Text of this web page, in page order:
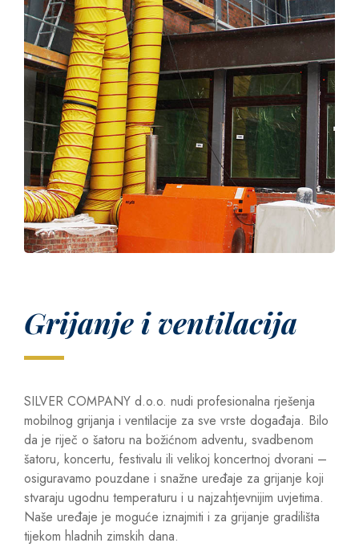
Grijanje i ventilacija
SILVER COMPANY d.o.o. nudi profesionalna rješenja
mobilnog grijanja i ventilacije za sve vrste događaja. Bilo
da je riječ o šatoru na božićnom adventu, svadbenom
šatoru, koncertu, festivalu ili velikoj koncertnoj dvorani –
osiguravamo pouzdane i snažne uređaje za grijanje koji
stvaraju ugodnu temperaturu i u najzahtjevnijim uvjetima.
Naše uređaje je moguće iznajmiti i za grijanje gradilišta
tijekom hladnih zimskih dana.